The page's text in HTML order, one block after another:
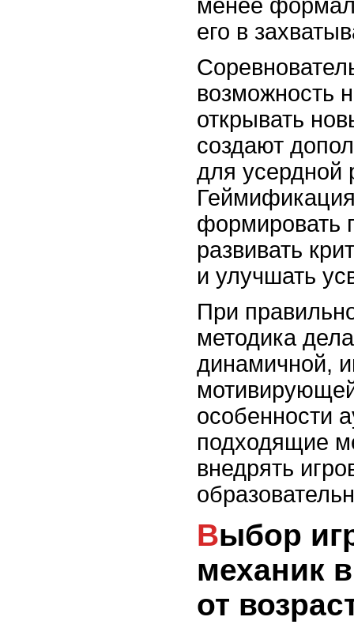
менее
его в
возможность
открывать
создают
для усердной
формировать
развивать
и улучшать
При
методика
динамичной,
особенности
подходящие
внедрять
Выбор игровых
механик
от